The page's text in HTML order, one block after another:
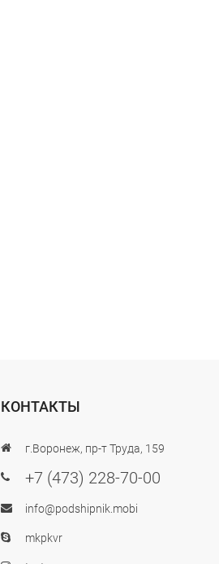
КОНТАКТЫ
г.Воронеж, пр-т Труда, 159
+7 (473) 228-70-00
info@podshipnik.mobi
mkpkvr